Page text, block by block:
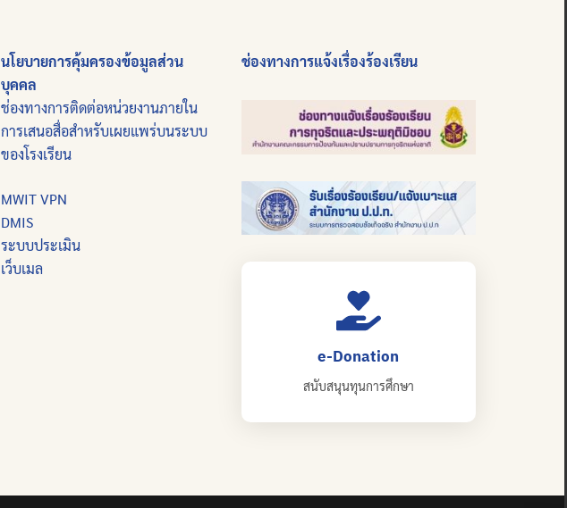
นโยบายการคุ้มครองข้อมูลส่วน
บุคคล
ช่องทางการติดต่อหน่วยงานภายใน
การเสนอสื่อสำหรับเผยแพร่บนระบบ
ของโรงเรียน
MWIT VPN
DMIS
ระบบประเมิน
เว็บเมล
ช่องทางการแจ้งเรื่องร้องเรียน
e-Donation
สนับสนุนทุนการศึกษา